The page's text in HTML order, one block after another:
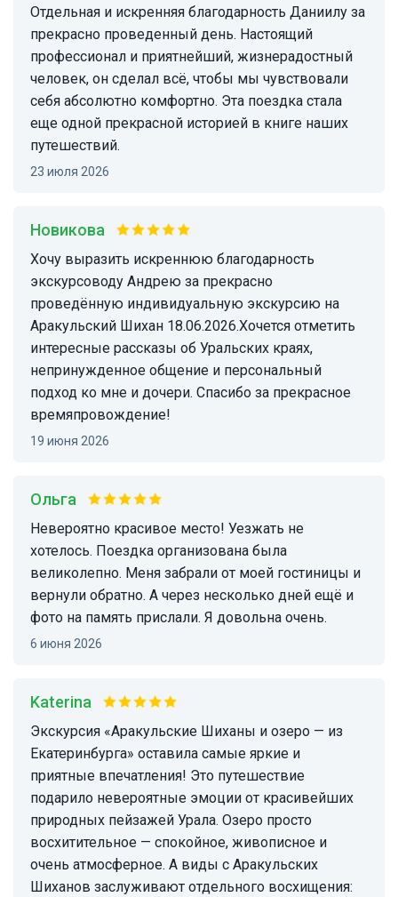
Отдельная и искренняя благодарность Даниилу за
прекрасно проведенный день. Настоящий
профессионал и приятнейший, жизнерадостный
человек, он сделал всё, чтобы мы чувствовали
себя абсолютно комфортно. Эта поездка стала
еще одной прекрасной историей в книге наших
путешествий.
23 июля 2026
Новикова
Хочу выразить искреннюю благодарность
экскурсоводу Андрею за прекрасно
проведённую индивидуальную экскурсию на
Аракульский Шихан 18.06.2026.Хочется отметить
интересные рассказы об Уральских краях,
непринужденное общение и персональный
подход ко мне и дочери. Спасибо за прекрасное
времяпровождение!
19 июня 2026
Ольга
Невероятно красивое место! Уезжать не
хотелось. Поездка организована была
великолепно. Меня забрали от моей гостиницы и
вернули обратно. А через несколько дней ещё и
фото на память прислали. Я довольна очень.
6 июня 2026
Katerina
Экскурсия «Аракульские Шиханы и озеро — из
Екатеринбурга» оставила самые яркие и
приятные впечатления! Это путешествие
подарило невероятные эмоции от красивейших
природных пейзажей Урала. Озеро просто
восхитительное — спокойное, живописное и
очень атмосферное. А виды с Аракульских
Шиханов заслуживают отдельного восхищения: